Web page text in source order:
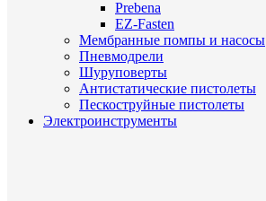
Prebena
EZ-Fasten
Мембранные помпы и насосы
Пневмодрели
Шуруповерты
Антистатические пистолеты
Пескоструйные пистолеты
Электроинструменты